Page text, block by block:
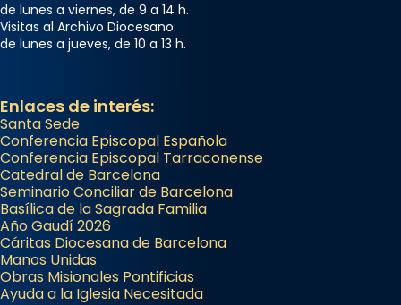
de lunes a viernes, de 9 a 14 h.
Visitas al Archivo Diocesano:
de lunes a jueves, de 10 a 13 h.
Enlaces de interés:
Santa Sede
Conferencia Episcopal Española
Conferencia Episcopal Tarraconense
Catedral de Barcelona
Seminario Conciliar de Barcelona
Basílica de la Sagrada Familia
Año Gaudí 2026
Cáritas Diocesana de Barcelona
Manos Unidas
Obras Misionales Pontificias
Ayuda a la Iglesia Necesitada